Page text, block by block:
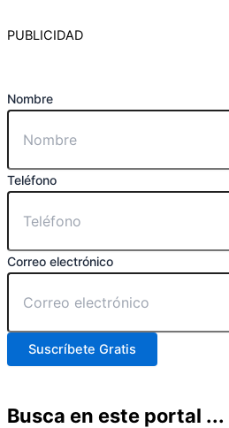
PUBLICIDAD
Nombre
Teléfono
Correo electrónico
Suscríbete Gratis
Busca en este portal ...